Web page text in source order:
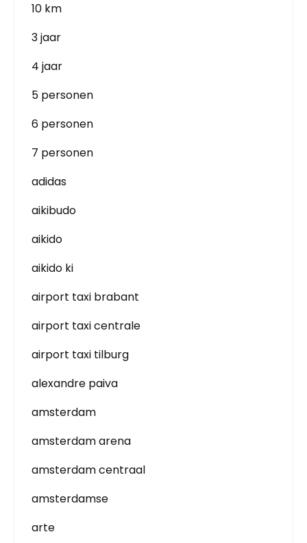
10 km
3 jaar
4 jaar
5 personen
6 personen
7 personen
adidas
aikibudo
aikido
aikido ki
airport taxi brabant
airport taxi centrale
airport taxi tilburg
alexandre paiva
amsterdam
amsterdam arena
amsterdam centraal
amsterdamse
arte